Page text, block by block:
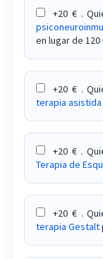
Curso
de
Curso
prevención
Curso
e
Curso
Curso
infancia
Curso
+20 € .
en lugar de 120
+20 € .
terapia asistida
+20 € .
Terapia de
+20 € .
terapia Gestalt